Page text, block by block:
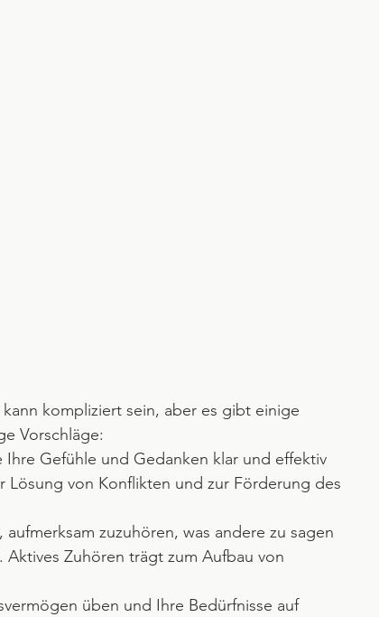
kompliziert sein, aber es gibt einige
Vorschläge:
Ihre Gefühle und Gedanken klar und effektiv
Lösung von Konflikten und zur Förderung des
zuzuhören, was andere zu sagen
Zuhören trägt zum Aufbau von
üben und Ihre Bedürfnisse auf